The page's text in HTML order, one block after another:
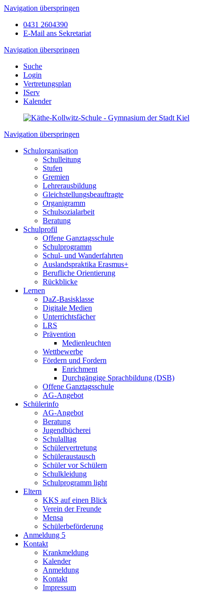
Navigation überspringen
0431 2604390
E-Mail ans Sekretariat
Navigation überspringen
Suche
Login
Vertretungsplan
IServ
Kalender
Navigation überspringen
Schulorganisation
Schulleitung
Stufen
Gremien
Lehrerausbildung
Gleichstellungsbeauftragte
Organigramm
Schulsozialarbeit
Beratung
Schulprofil
Offene Ganztagsschule
Schulprogramm
Schul- und Wanderfahrten
Auslandspraktika Erasmus+
Berufliche Orientierung
Rückblicke
Lernen
DaZ-Basisklasse
Digitale Medien
Unterrichtsfächer
LRS
Prävention
Medienleuchten
Wettbewerbe
Fördern und Fordern
Enrichment
Durchgängige Sprachbildung (DSB)
Offene Ganztagsschule
AG-Angebot
Schülerinfo
AG-Angebot
Beratung
Jugendbücherei
Schulalltag
Schülervertretung
Schüleraustausch
Schüler vor Schülern
Schulkleidung
Schulprogramm light
Eltern
KKS auf einen Blick
Verein der Freunde
Mensa
Schülerbeförderung
Anmeldung 5
Kontakt
Krankmeldung
Kalender
Anmeldung
Kontakt
Impressum